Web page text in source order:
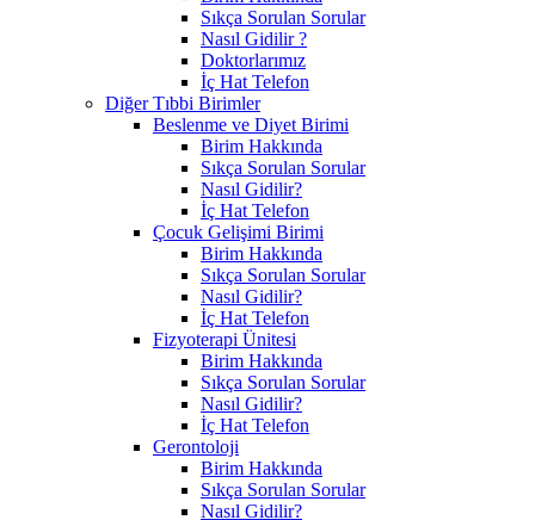
Sıkça Sorulan Sorular
Nasıl Gidilir ?
Doktorlarımız
İç Hat Telefon
Diğer Tıbbi Birimler
Beslenme ve Diyet Birimi
Birim Hakkında
Sıkça Sorulan Sorular
Nasıl Gidilir?
İç Hat Telefon
Çocuk Gelişimi Birimi
Birim Hakkında
Sıkça Sorulan Sorular
Nasıl Gidilir?
İç Hat Telefon
Fizyoterapi Ünitesi
Birim Hakkında
Sıkça Sorulan Sorular
Nasıl Gidilir?
İç Hat Telefon
Gerontoloji
Birim Hakkında
Sıkça Sorulan Sorular
Nasıl Gidilir?